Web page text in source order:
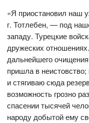
«Я приостановил наш
г. Тотлебен, — под
западу. Турецкие
дружеских
дальнейшего
пришла в
и стягиваю сюда
возможность грозно
спасении тысячей
народу добытой ему